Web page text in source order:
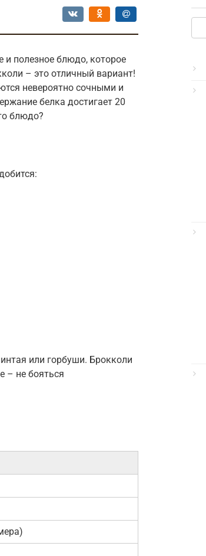
и полезное блюдо, которое
– это отличный вариант!
невероятно сочными и
белка достигает 20
блюдо?
или горбуши. Брокколи
– не бояться